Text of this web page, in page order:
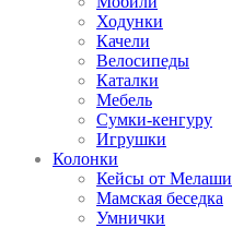
Ходунки
Качели
Велосипеды
Каталки
Мебель
Сумки-кенгуру
Игрушки
Колонки
Кейсы от Мелаши
Мамская беседка
Умнички